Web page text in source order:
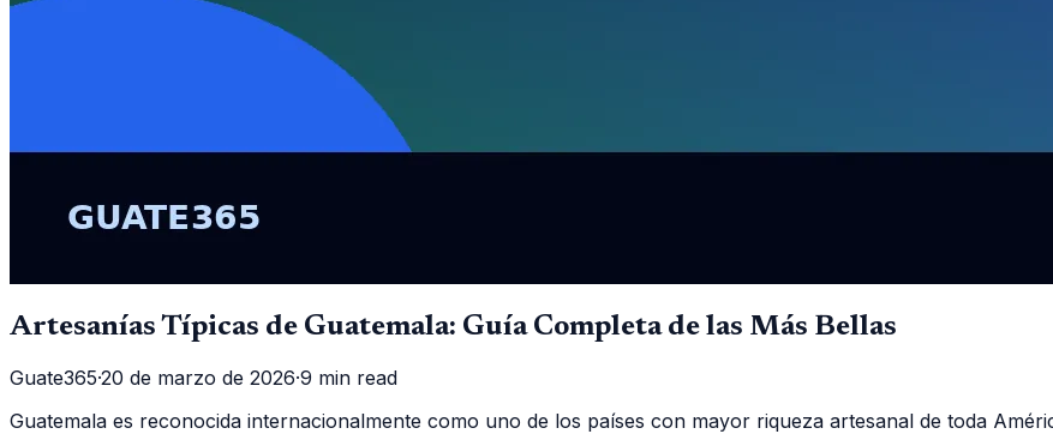
Artesanías Típicas de Guatemala: Guía Completa de las Más Bellas
Guate365·20 de marzo de 2026·9 min read
Guatemala es reconocida internacionalmente como uno de los países con mayor riqueza artesanal de toda